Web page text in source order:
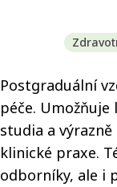
Postgraduální
péče.
studia a
klinické praxe.
odborníky, ale i